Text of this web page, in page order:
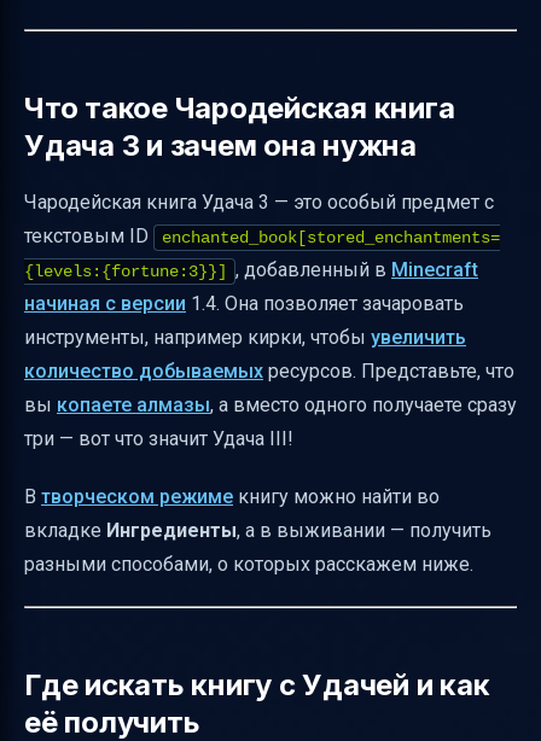
содержит Удачу
Распространённые мифы и заблуждения
Советы для новичков
Минимальные условия для зачарования
кирки на Удачу 3
Как выдать книгу с Удачей III через
команду
Полезные ссылки
Что такое Чародейская книга
Удача 3 и зачем она нужна
Чародейская книга Удача 3 — это особый предмет с
текстовым ID
enchanted_book[stored_enchantments=
{levels:{fortune:3}}]
, добавленный в Minecraft
начиная с версии 1.4. Она позволяет зачаровать
инструменты, например кирки, чтобы увеличить
количество добываемых ресурсов. Представьте, что
вы копаете алмазы, а вместо одного получаете сразу
три — вот что значит Удача III!
В творческом режиме книгу можно найти во
вкладке Ингредиенты, а в выживании — получить
разными способами, о которых расскажем ниже.
Где искать книгу с Удачей и как
её получить